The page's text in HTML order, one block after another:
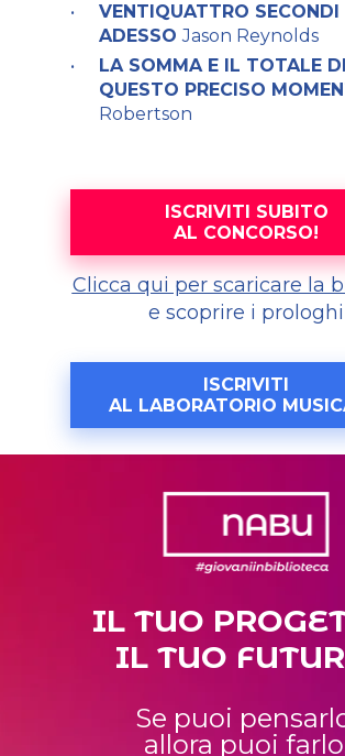
VENTIQUATTRO SECONDI
ADESSOJason Reynolds
LA SOMMA E IL TOTALE DI
QUESTO PRECISO
Robertson
C licca qui per scaricare la
e scoprire i prologhi
ISCRIVITI
AL LABORATORIO
ISCRIVITI SUBITO
AL CONCORSO!
IL TUO
IL TUO
Se puoi
allora puoi